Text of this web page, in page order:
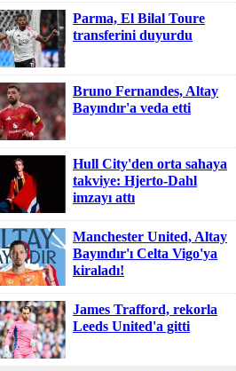
Parma, El Bilal Toure
transferini duyurdu
Bruno Fernandes, Altay
Bayındır'a veda etti
Hull City'den orta sahaya
takviye: Hjerto-Dahl
imzayı attı
Manchester United, Altay
Bayındır'ı Celta Vigo'ya
kiraladı!
James Trafford, rekorla
Leeds United'a gitti